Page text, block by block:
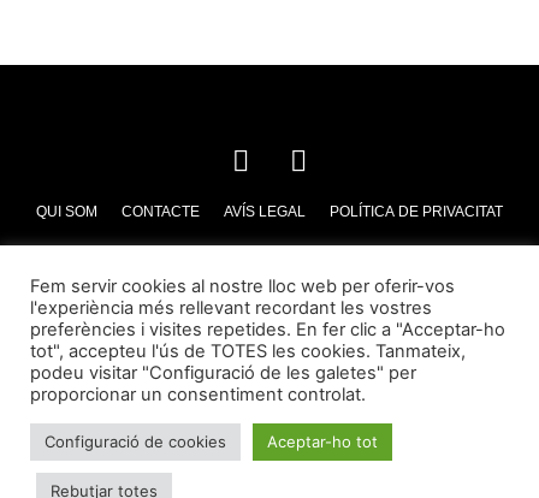
QUI SOM CONTACTE AVÍS LEGAL POLÍTICA DE PRIVACITAT
© Essència Barceloneta 2023
Fem servir cookies al nostre lloc web per oferir-vos
l'experiència més rellevant recordant les vostres
preferències i visites repetides. En fer clic a "Acceptar-ho
tot", accepteu l'ús de TOTES les cookies. Tanmateix,
podeu visitar "Configuració de les galetes" per
proporcionar un consentiment controlat.
Configuració de cookies Aceptar-ho tot
Rebutjar totes